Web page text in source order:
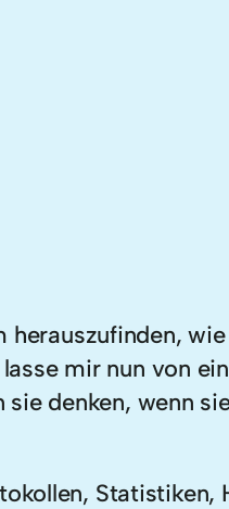
mir nun von
denken, wenn
Statistiken,